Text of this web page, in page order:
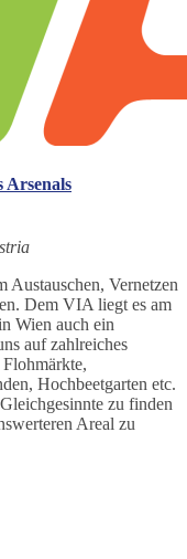
Arsenals
Austauschen, Vernetzen
Dem VIA liegt es am
Wien auch ein
auf zahlreiches
Hochbeetgarten etc.
zu finden
Areal zu